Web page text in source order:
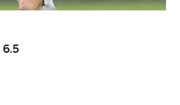
6.5